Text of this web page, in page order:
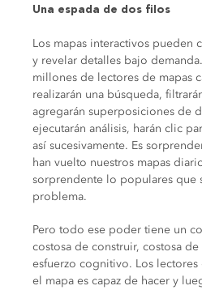
Una espada de dos filos
Los mapas interactivos pueden
y revelar detalles bajo
millones de lectores de mapas
realizarán una búsqueda,
agregarán superposiciones de
ejecutarán análisis, harán clic
así sucesivamente. Es
han vuelto nuestros mapas
sorprendente lo populares que
problema.
Pero todo ese poder tiene un
costosa de construir, costosa
esfuerzo cognitivo. Los
el mapa es capaz de hacer y